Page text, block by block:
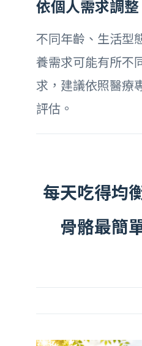
依個人需求調整
不同年齡、生活型
養需求可能有所不
求，建議依照醫療
評估。
每天吃得均
骨骼最簡